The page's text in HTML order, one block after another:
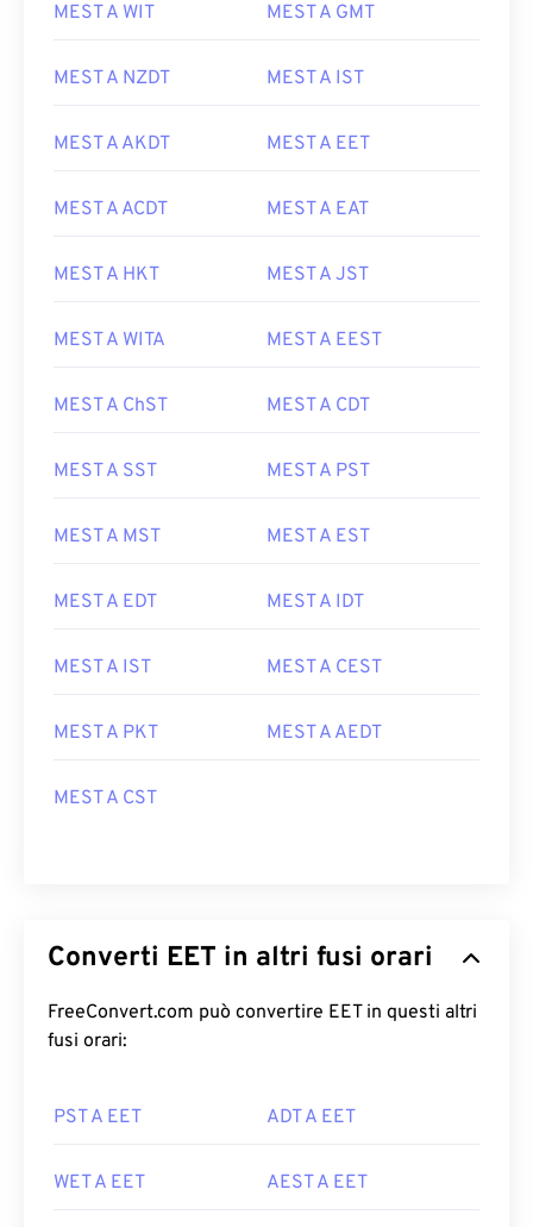
MEST A WIT MEST A GMT
MEST A NZDT MEST A IST
MEST A AKDT MEST A EET
MEST A ACDT MEST A EAT
MEST A HKT MEST A JST
MEST A WITA MEST A EEST
MEST A ChST MEST A CDT
MEST A SST MEST A PST
MEST A MST MEST A EST
MEST A EDT MEST A IDT
MEST A IST MEST A CEST
MEST A PKT MEST A AEDT
MEST A CST
Converti EET in altri fusi orari
FreeConvert.com può convertire EET in questi altri
fusi orari:
PST A EET ADT A EET
WET A EET AEST A EET